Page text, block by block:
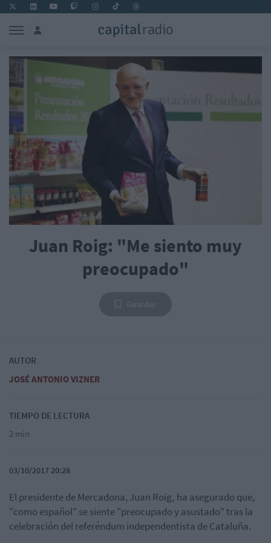
Juan Roig: "Me siento muy
preocupado"
AUTOR
JOSÉ ANTONIO VIZNER
TIEMPO DE LECTURA
2 min
03/10/2017 20:28
El presidente de Mercadona, Juan Roig, ha asegurado que,
"como español" se siente "preocupado y asustado" tras la
celebración del referéndum independentista de Cataluña.